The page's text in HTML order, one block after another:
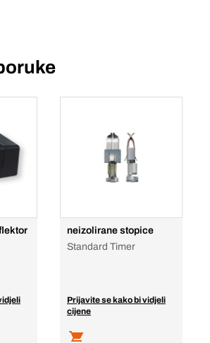
neizolirane stopice
Standard Timer
Prijavite se kako bi vidjeli
cijene